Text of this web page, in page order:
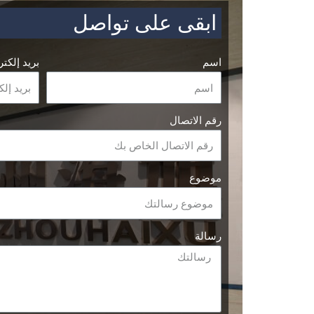
ابقى على تواصل
اسم بريد
رقم الاتصال
موضوع
رسالة